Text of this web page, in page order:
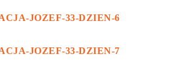
JOZEF-33-DZIEN-6
JOZEF-33-DZIEN-7